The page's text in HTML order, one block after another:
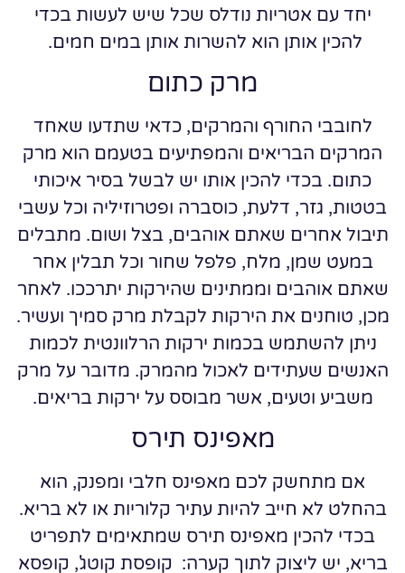
יחד עם אטריות נודלס שכל שיש לעשות בכדי
להכין אותן הוא להשרות אותן במים חמים.
מרק כתום
לחובבי החורף והמרקים, כדאי שתדעו שאחד
המרקים הבריאים והמפתיעים בטעמם הוא מרק
כתום. בכדי להכין אותו יש לבשל בסיר איכותי
בטטות, גזר, דלעת, כוסברה ופטרוזיליה וכל עשבי
תיבול אחרים שאתם אוהבים, בצל ושום. מתבלים
במעט שמן, מלח, פלפל שחור וכל תבלין אחר
שאתם אוהבים וממתינים שהירקות יתרככו. לאחר
מכן, טוחנים את הירקות לקבלת מרק סמיך ועשיר.
ניתן להשתמש בכמות ירקות הרלוונטית לכמות
האנשים שעתידים לאכול מהמרק. מדובר על מרק
משביע וטעים, אשר מבוסס על ירקות בריאים.
מאפינס תירס
אם מתחשק לכם מאפינס חלבי ומפנק, הוא
בהחלט לא חייב להיות עתיר קלוריות או לא בריא.
בכדי להכין מאפינס תירס שמתאימים לתפריט
בריא, יש ליצוק לתוך קערה: קופסת קוטג', קופסא